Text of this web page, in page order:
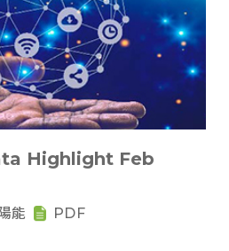
Highlight Feb
能 PDF